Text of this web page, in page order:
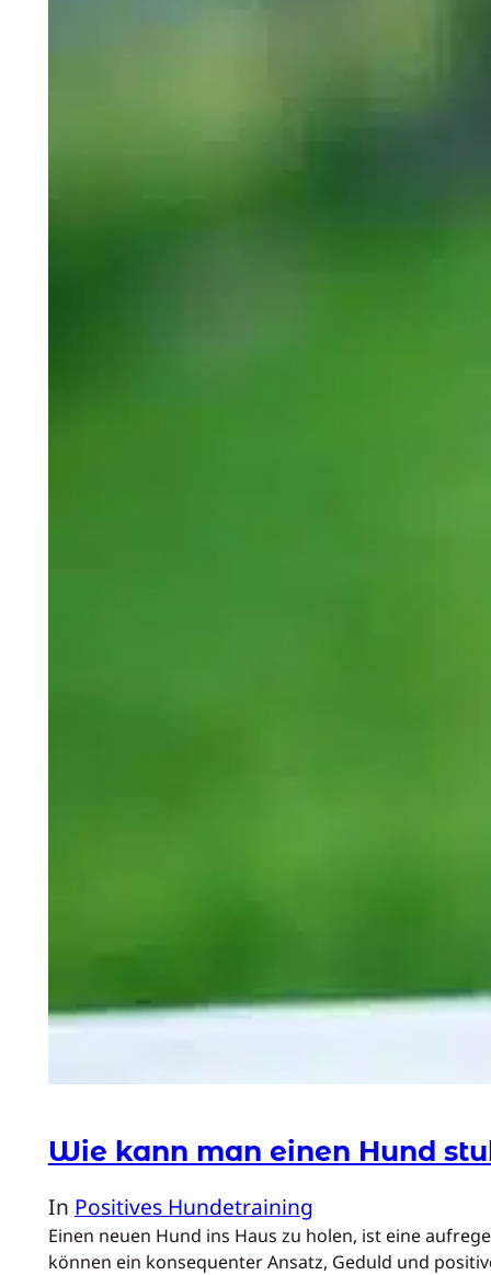
Wie kann man einen Hund
In Positives Hundetraining
Einen neuen Hund ins Haus zu holen, ist eine
können ein konsequenter Ansatz, Geduld und